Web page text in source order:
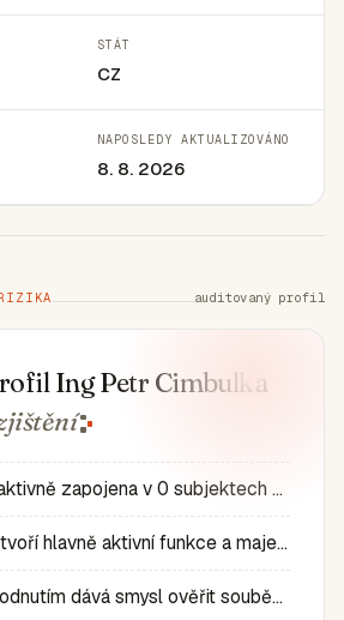
STÁT
CZ
NAPOSLEDY AKTUALIZOVÁNO
8. 8. 2026
auditovaný profil
Ing Petr Cimbulka
Osoba je aktivně zapojena v 0 subjektech a má 0 historic…
Síť vazeb tvoří hlavně aktivní funkce a majetkové role v…
Před rozhodnutím dává smysl ověřit souběh rolí, historic…